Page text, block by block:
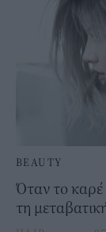
BEAUTY
Όταν το καρέ
τη